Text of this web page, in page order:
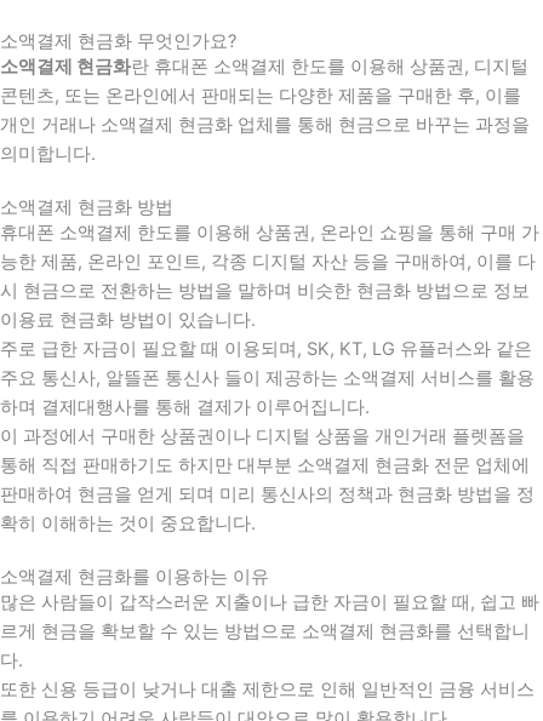
소액결제 현금화 무엇인가요?
소액결제 현금화란 휴대폰 소액결제 한도를 이용해 상품권, 디지털
콘텐츠, 또는 온라인에서 판매되는 다양한 제품을 구매한 후, 이를
개인 거래나 소액결제 현금화 업체를 통해 현금으로 바꾸는 과정을
의미합니다.
소액결제 현금화 방법
휴대폰 소액결제 한도를 이용해 상품권, 온라인 쇼핑을 통해 구매 가
능한 제품, 온라인 포인트, 각종 디지털 자산 등을 구매하여, 이를 다
시 현금으로 전환하는 방법을 말하며 비슷한 현금화 방법으로 정보
이용료 현금화 방법이 있습니다.
주로 급한 자금이 필요할 때 이용되며, SK, KT, LG 유플러스와 같은
주요 통신사, 알뜰폰 통신사 들이 제공하는 소액결제 서비스를 활용
하며 결제대행사를 통해 결제가 이루어집니다.
이 과정에서 구매한 상품권이나 디지털 상품을 개인거래 플렛폼을
통해 직접 판매하기도 하지만 대부분 소액결제 현금화 전문 업체에
판매하여 현금을 얻게 되며 미리 통신사의 정책과 현금화 방법을 정
확히 이해하는 것이 중요합니다.
소액결제 현금화를 이용하는 이유
많은 사람들이 갑작스러운 지출이나 급한 자금이 필요할 때 , 쉽고 빠
르게 현금을 확보할 수 있는 방법으로 소액결제 현금화를 선택합니
다.
또한 신용 등급이 낮거나 대출 제한으로 인해 일반적인 금융 서비스